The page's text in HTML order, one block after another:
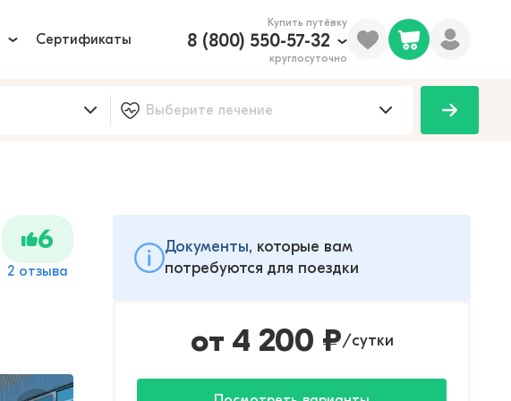
Сертификаты
Купить путёвку
8 (800) 550-57-32
круглосуточно
6
2 отзыва
Документы, которые вам
потребуются для поездки
от 4 200 ₽/сутки